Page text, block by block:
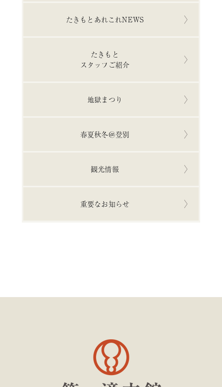
たきもとあれこれNEWS
たきもと
スタッフご紹介
地獄まつり
春夏秋冬＠登別
観光情報
重要なお知らせ